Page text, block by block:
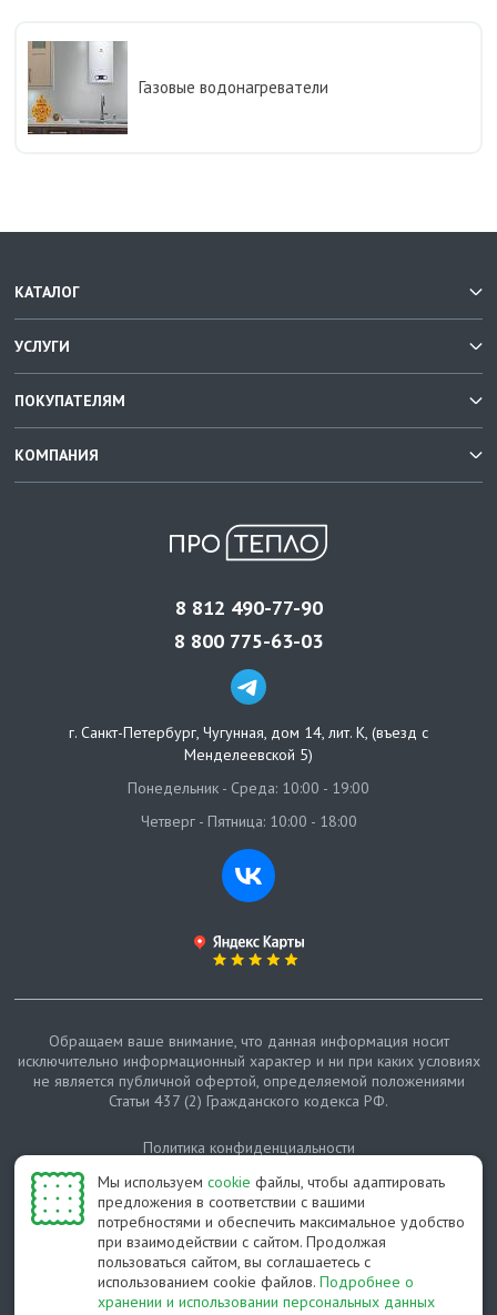
Газовые водонагреватели
Мы используем cookie файлы, чтобы адаптировать
предложения в соответствии с вашими
потребностями и обеспечить максимальное удобство
при взаимодействии с сайтом. Продолжая
пользоваться сайтом, вы соглашаетесь с
использованием cookie файлов. Подробнее о
хранении и использовании персональных данных
КАТАЛОГ
УСЛУГИ
ПОКУПАТЕЛЯМ
КОМПАНИЯ
8 812 490-77-90
8 800 775-63-03
г. Санкт-Петербург, Чугунная, дом 14, лит. К, (въезд с
Менделеевской 5)
Понедельник - Среда: 10:00 - 19:00
Четверг - Пятница: 10:00 - 18:00
© Протепло-СПб, 2011-2026
Обращаем ваше внимание, что данная информация носит
исключительно информационный характер и ни при каких условиях
не является публичной офертой, определяемой положениями
Статьи 437 (2) Гражданского кодекса РФ.
Политика конфиденциальности
Карта сайта
Разработано студией Feel Good St